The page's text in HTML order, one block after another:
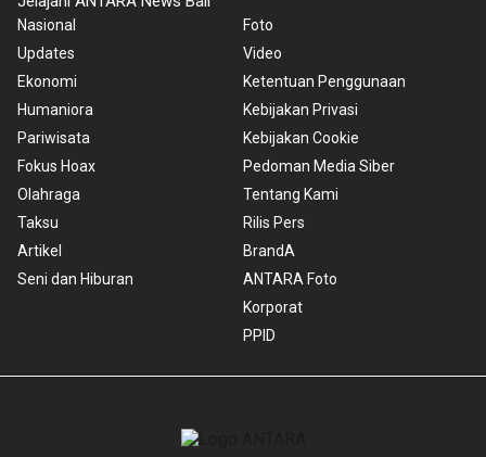
Nasional
Updates
Ekonomi
Humaniora
Pariwisata
Fokus Hoax
Olahraga
Taksu
Artikel
Seni dan Hiburan
Foto
Video
Ketentuan Penggunaan
Kebijakan Privasi
Kebijakan Cookie
Pedoman Media Siber
Tentang Kami
Rilis Pers
BrandA
ANTARA Foto
Korporat
PPID